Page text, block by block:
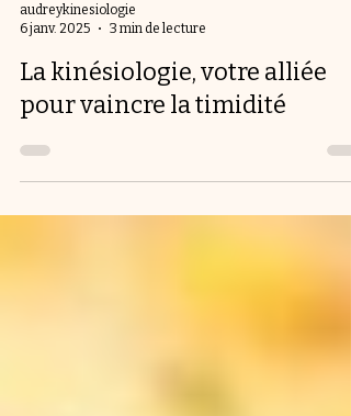
6 janv. 2025
3 min de lecture
La kinésiologie, votre alliée
pour vaincre la timidité